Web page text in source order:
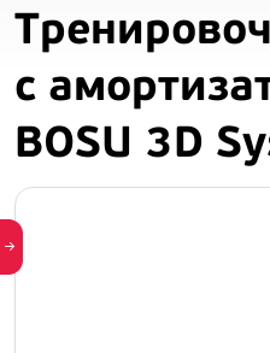
с
BOSU 3D